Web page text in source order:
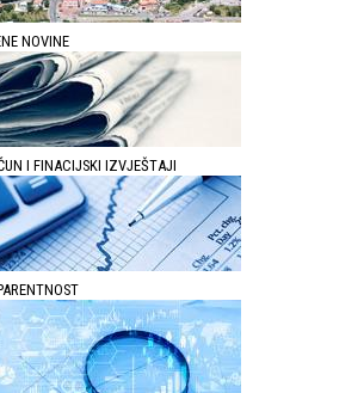
NOVINE
I FINACIJSKI IZVJEŠTAJI